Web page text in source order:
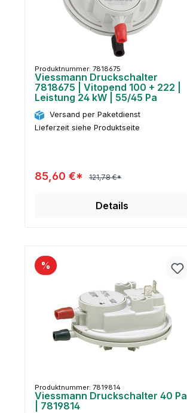
Produktnummer: 7818675
Viessmann Druckschalter
7818675 | Vitopend 100 + 222 |
Leistung 24 kW | 55/45 Pa
Versand per Paketdienst
Lieferzeit siehe Produktseite
85,60 €* 121,78 €*
Details
%
Produktnummer: 7819814
Viessmann Druckschalter 40 Pa
| 7819814